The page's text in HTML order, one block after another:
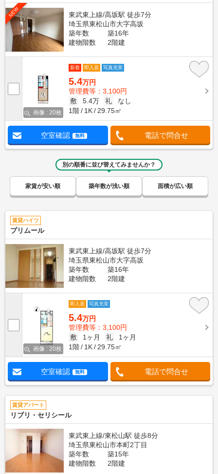
NEW
東武東上線/高坂駅 徒歩7分
埼玉県東松山市大字高坂
築年数
築16年
建物階数
2階建
画像 : 20枚
新着 即入居 写真充実
5.4万円
管理費等：3,100円
敷
5.4万 礼
なし
1階
1K 29.75㎡
空室確認 無料 電話で問合せ
別の順番に並び替えてみませんか？
家賃が安い順 築年数が浅い順 面積が広い順
賃貸ハイツ
プリムール
東武東上線/高坂駅 徒歩7分
埼玉県東松山市大字高坂
築年数
築16年
建物階数
2階建
画像 : 20枚
即入居 写真充実
5.4万円
管理費等：3,100円
敷
1ヶ月 礼
1ヶ月
1階
1K 29.75㎡
空室確認 無料 電話で問合せ
賃貸アパート
リブリ・セリシール
東武東上線/東松山駅 徒歩8分
埼玉県東松山市本町2丁目
築年数
築15年
建物階数
2階建